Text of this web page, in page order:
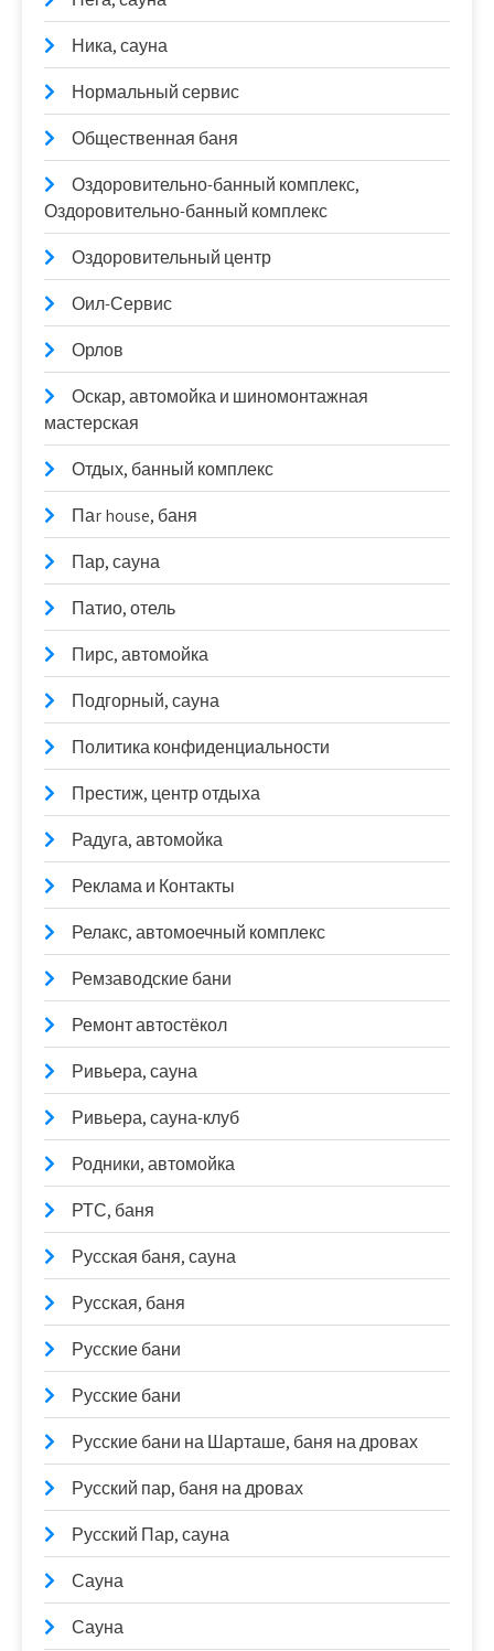
Ника, сауна
Нормальный сервис
Общественная баня
Оздоровительно-банный комплекс,
Оздоровительно-банный комплекс
Оздоровительный центр
Оил-Сервис
Орлов
Оскар, автомойка и шиномонтажная
мастерская
Отдых, банный комплекс
Паr house, баня
Пар, сауна
Патио, отель
Пирс, автомойка
Подгорный, сауна
Политика конфиденциальности
Престиж, центр отдыха
Радуга, автомойка
Реклама и Контакты
Релакс, автомоечный комплекс
Ремзаводские бани
Ремонт автостёкол
Ривьера, сауна
Ривьера, сауна-клуб
Родники, автомойка
РТС, баня
Русская баня, сауна
Русская, баня
Русские бани
Русские бани
Русские бани на Шарташе, баня на дровах
Русский пар, баня на дровах
Русский Пар, сауна
Сауна
Сауна